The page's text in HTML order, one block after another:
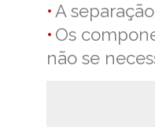
A
Os
não se